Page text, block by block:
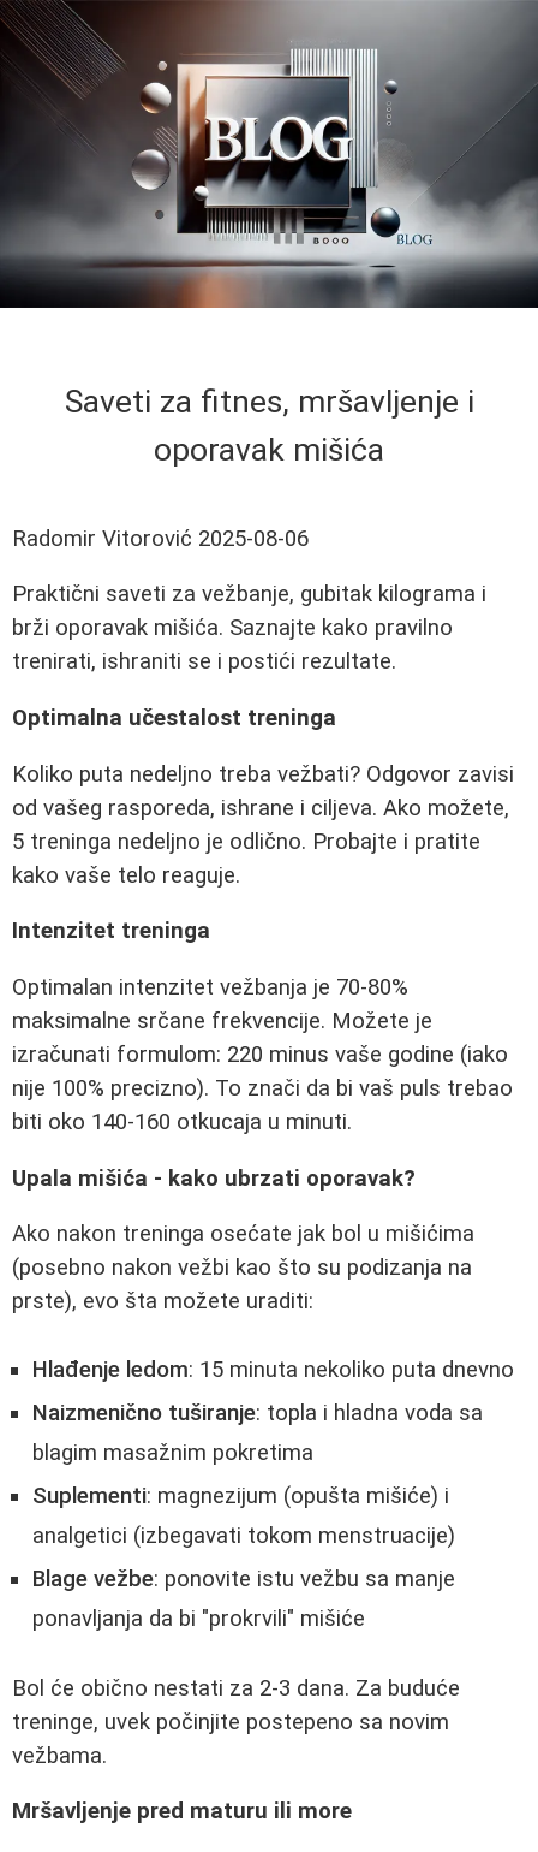
Saveti za fitnes, mršavljenje i
oporavak mišića
Radomir Vitorović 2025-08-06
Praktični saveti za vežbanje, gubitak kilograma i
brži oporavak mišića. Saznajte kako pravilno
trenirati, ishraniti se i postići rezultate.
Optimalna učestalost treninga
Koliko puta nedeljno treba vežbati? Odgovor zavisi
od vašeg rasporeda, ishrane i ciljeva. Ako možete,
5 treninga nedeljno je odlično. Probajte i pratite
kako vaše telo reaguje.
Intenzitet treninga
Optimalan intenzitet vežbanja je 70-80%
maksimalne srčane frekvencije. Možete je
izračunati formulom: 220 minus vaše godine (iako
nije 100% precizno). To znači da bi vaš puls trebao
biti oko 140-160 otkucaja u minuti.
Upala mišića - kako ubrzati oporavak?
Ako nakon treninga osećate jak bol u mišićima
(posebno nakon vežbi kao što su podizanja na
prste), evo šta možete uraditi:
Hlađenje ledom: 15 minuta nekoliko puta dnevno
Naizmenično tuširanje: topla i hladna voda sa
blagim masažnim pokretima
Suplementi: magnezijum (opušta mišiće) i
analgetici (izbegavati tokom menstruacije)
Blage vežbe: ponovite istu vežbu sa manje
ponavljanja da bi "prokrvili" mišiće
Bol će obično nestati za 2-3 dana. Za buduće
treninge, uvek počinjite postepeno sa novim
vežbama.
Mršavljenje pred maturu ili more